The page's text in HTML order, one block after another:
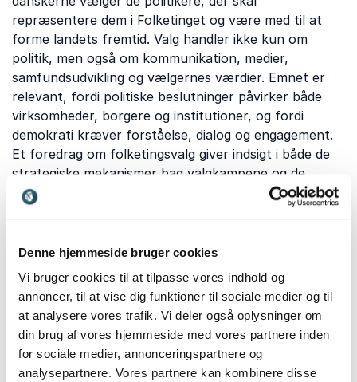
Denne hjemmeside bruger cookies
Vi bruger cookies til at tilpasse vores indhold og
annoncer, til at vise dig funktioner til sociale medier og til
at analysere vores trafik. Vi deler også oplysninger om
din brug af vores hjemmeside med vores partnere inden
for sociale medier, annonceringspartnere og
analysepartnere. Vores partnere kan kombinere disse
repræsentere dem i Folketinget og være med til at
forme landets fremtid. Valg handler ikke kun om
politik, men også om kommunikation, medier,
samfundsudvikling og vælgernes værdier. Emnet er
relevant, fordi politiske beslutninger påvirker både
virksomheder, borgere og institutioner, og fordi
demokrati kræver forståelse, dialog og engagement.
Et foredrag om folketingsvalg giver indsigt i både de
strategiske mekanismer bag valgkampene og de
større samfundstendenser, der præger dansk politik.
Hvilke emner dækker vores
foredrag om folketingsvalg?
Foredrag om folketingsvalg kombinerer politik,
demokrati og kommunikation. Her får I indsigt i de
vigtigste temaer, der præger moderne valgkampe og
det politiske landskab.